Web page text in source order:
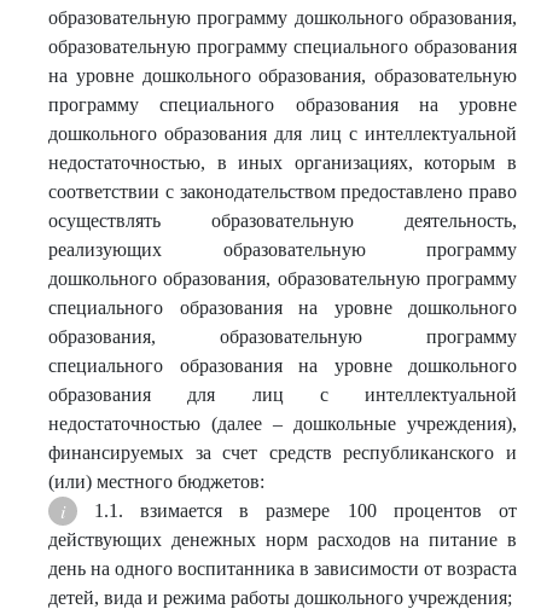
образовательную программу дошкольного образования,
образовательную программу специального образования
на уровне дошкольного образования, образовательную
программу специального образования на уровне
дошкольного образования для лиц с интеллектуальной
недостаточностью, в иных организациях, которым в
соответствии с законодательством предоставлено право
осуществлять образовательную деятельность,
реализующих образовательную программу
дошкольного образования, образовательную программу
специального образования на уровне дошкольного
образования, образовательную программу
специального образования на уровне дошкольного
образования для лиц с интеллектуальной
недостаточностью (далее – дошкольные учреждения),
финансируемых за счет средств республиканского и
(или) местного бюджетов:
1.1. взимается в размере 100 процентов от
действующих денежных норм расходов на питание в
день на одного воспитанника в зависимости от возраста
детей, вида и режима работы дошкольного учреждения;